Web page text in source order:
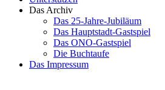
Das Archiv
Das 25-Jahre-Jubiläum
Das Hauptstadt-Gastspiel
Das ONO-Gastspiel
Die Buchtaufe
Das Impressum